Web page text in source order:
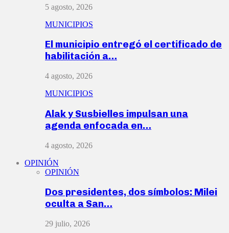
5 agosto, 2026
MUNICIPIOS
El municipio entregó el certificado de
habilitación a…
4 agosto, 2026
MUNICIPIOS
Alak y Susbielles impulsan una
agenda enfocada en…
4 agosto, 2026
OPINIÓN
OPINIÓN
Dos presidentes, dos símbolos: Milei
oculta a San…
29 julio, 2026